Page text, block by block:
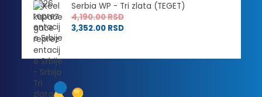
Serbia WP - Tri zlata (TEGET)
4,190.00RSD
3,352.00 RSD